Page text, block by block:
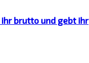
ihr brutto und gebt ihr